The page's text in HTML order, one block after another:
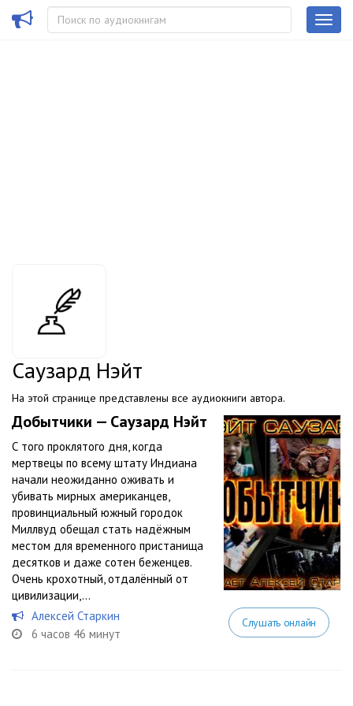
Саузард Нэйт
На этой странице представлены все аудиокниги автора.
Добытчики — Саузард Нэйт
С того проклятого дня, когда
мертвецы по всему штату Индиана
начали неожиданно оживать и
убивать мирных американцев,
провинциальный южный городок
Миллвуд обещал стать надёжным
местом для временного пристанища
десятков и даже сотен беженцев.
Очень крохотный, отдалённый от
цивилизации,...
Алексей Старкин
6 часов 46 минут
Слушать онлайн